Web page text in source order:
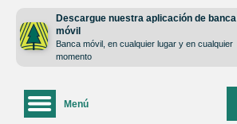
contenido
inicio
Descargue nuestra aplicación de banca
móvil
Banca móvil, en cualquier lugar y en cualquier
momento
Menú